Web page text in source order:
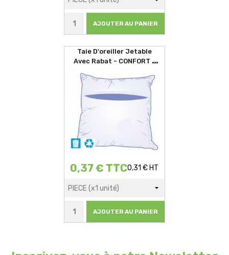
AJOUTER AU PANIER
Taie D'oreiller Jetable
Avec Rabat - CONFORT -
0,37 € TTC0,31 € HT
AJOUTER AU PANIER